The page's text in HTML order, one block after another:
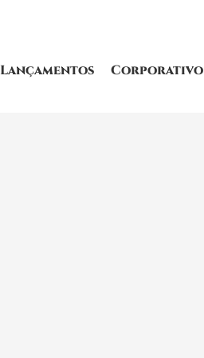
Lançamentos Corporativo